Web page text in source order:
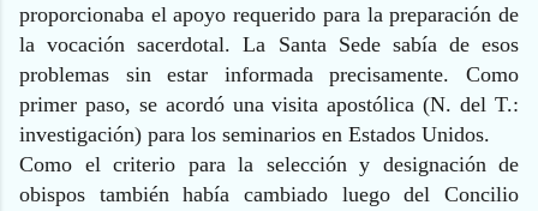
proporcionaba el apoyo requerido para la preparación de
la vocación sacerdotal. La Santa Sede sabía de esos
problemas sin estar informada precisamente. Como
primer paso, se acordó una visita apostólica (N. del T.:
investigación) para los seminarios en Estados Unidos.
Como el criterio para la selección y designación de
obispos también había cambiado luego del Concilio